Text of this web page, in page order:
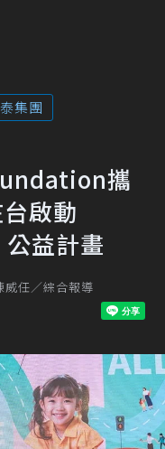
集團
攜
啟動
益計畫
威任／綜合報導